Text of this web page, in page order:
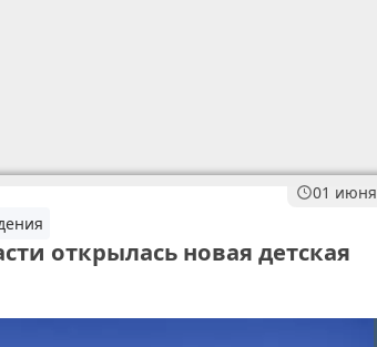
01 июня
открылась новая детская